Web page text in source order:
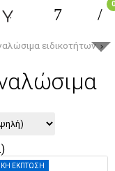
0
ειδικοτήτων
ΕΚΠΤΩΣΗ